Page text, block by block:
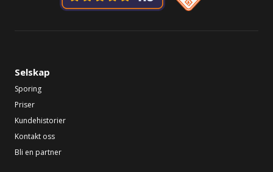
Selskap
Sporing
Priser
Kundehistorier
Kontakt oss
Bli en partner